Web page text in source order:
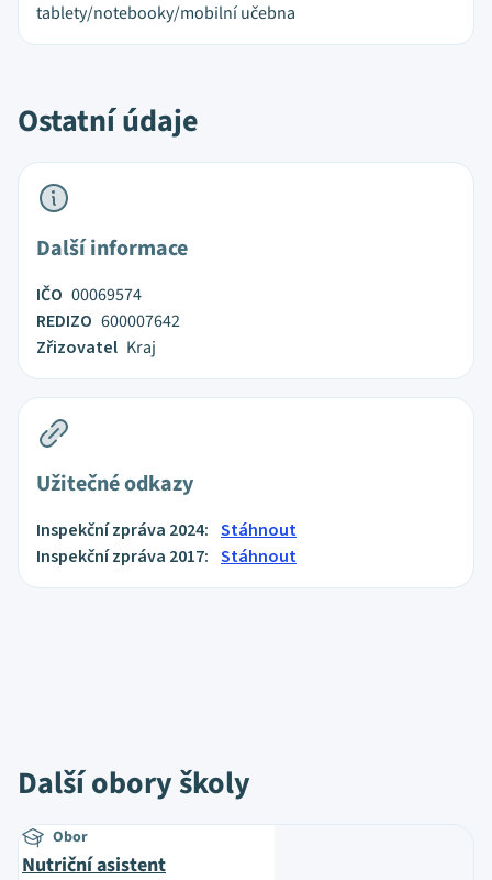
tablety/notebooky/mobilní učebna
Ostatní údaje
Další informace
IČO 00069574
REDIZO 600007642
Zřizovatel Kraj
Užitečné odkazy
Inspekční zpráva 2024: Stáhnout
Inspekční zpráva 2017: Stáhnout
Další obory školy
Obor
Nutriční asistent